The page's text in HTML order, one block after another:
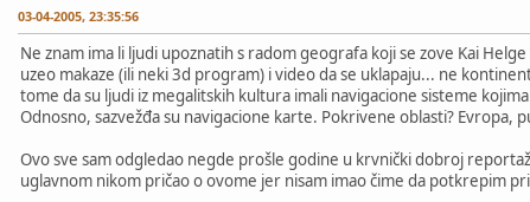
03-04-2005, 23:35:56
Ne znam ima li ljudi upoznatih s radom geografa koji se zove Kai
uzeo makaze (ili neki 3d program) i video da se uklapaju... ne
tome da su ljudi iz megalitskih kultura imali navigacione sisteme
Odnosno, sazvežđa su navigacione karte. Pokrivene oblasti? Evropa,
Ovo sve sam odgledao negde prošle godine u krvnički dobroj
uglavnom nikom pričao o ovome jer nisam imao čime da potkrepim